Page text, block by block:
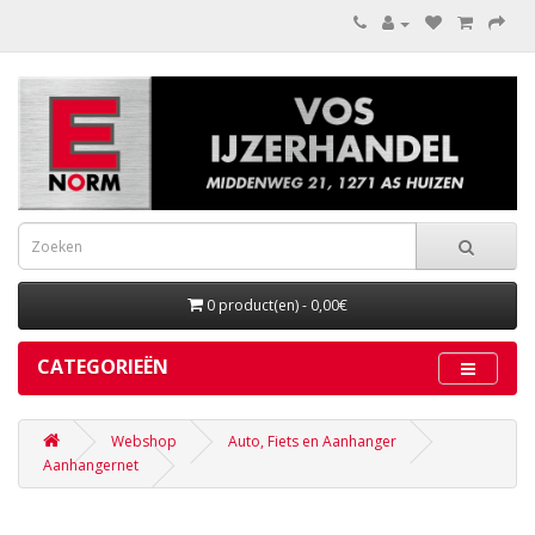
0 product(en) - 0,00€
CATEGORIEËN
Webshop
Auto, Fiets en Aanhanger
Aanhangernet